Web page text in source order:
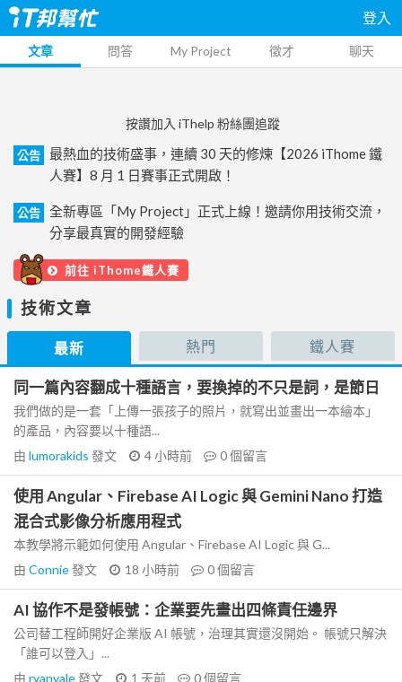
登入
文章 問答 My Project 徵才 聊天
按讚加入 iThelp 粉絲團追蹤
公告
最熱血的技術盛事，連續 30 天的修煉【2026 iThome 鐵
人賽】8 月 1 日賽事正式開啟！
公告
全新專區「My Project」正式上線！邀請你用技術交流，
分享最真實的開發經驗
前往 iThome鐵人賽
技術文章
最新 熱門 鐵人賽
同一篇內容翻成十種語言，要換掉的不只是詞，是節日
我們做的是一套「上傳一張孩子的照片，就寫出並畫出一本繪本」
的產品，內容要以十種語...
由 lumorakids 發文 4 小時前 0個留言
使用 Angular、Firebase AI Logic 與 Gemini Nano 打造
混合式影像分析應用程式
本教學將示範如何使用 Angular、Firebase AI Logic 與 G...
由 Connie發文 18 小時前 0個留言
AI 協作不是發帳號：企業要先畫出四條責任邊界
公司替工程師開好企業版 AI 帳號，治理其實還沒開始。 帳號只解決
「誰可以登入」...
由 ryanvale發文 1 天前 0個留言